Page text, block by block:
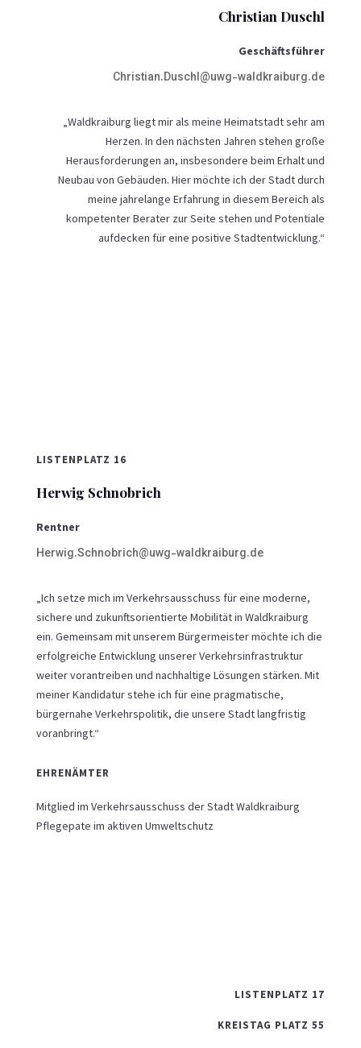
Christian Duschl
Geschäftsführer
Christian.Duschl@uwg-waldkraiburg.de
„Waldkraiburg liegt mir als meine Heimatstadt sehr am
Herzen. In den nächsten Jahren stehen große
Herausforderungen an, insbesondere beim Erhalt und
Neubau von Gebäuden. Hier möchte ich der Stadt durch
meine jahrelange Erfahrung in diesem Bereich als
kompetenter Berater zur Seite stehen und Potentiale
aufdecken für eine positive Stadtentwicklung.“
LISTENPLATZ 16
Herwig Schnobrich
Rentner
Herwig.Schnobrich@uwg-waldkraiburg.de
„Ich setze mich im Verkehrsausschuss für eine moderne,
sichere und zukunftsorientierte Mobilität in Waldkraiburg
ein. Gemeinsam mit unserem Bürgermeister möchte ich die
erfolgreiche Entwicklung unserer Verkehrsinfrastruktur
weiter vorantreiben und nachhaltige Lösungen stärken. Mit
meiner Kandidatur stehe ich für eine pragmatische,
bürgernahe Verkehrspolitik, die unsere Stadt langfristig
voranbringt.“
EHRENÄMTER
Mitglied im Verkehrsausschuss der Stadt Waldkraiburg
Pflegepate im aktiven Umweltschutz
LISTENPLATZ 17
KREISTAG PLATZ 55